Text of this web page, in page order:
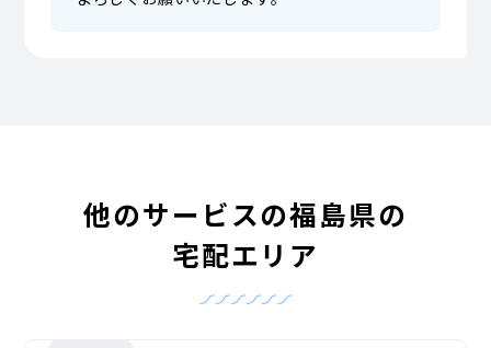
他のサービスの福島県の
宅配エリア